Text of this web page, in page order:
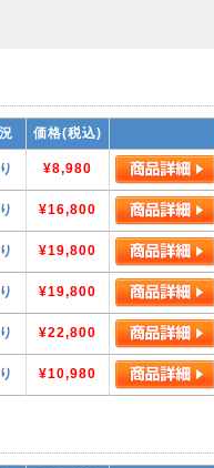
価格(税込)
¥8,980
¥16,800
¥19,800
¥19,800
¥22,800
¥10,980